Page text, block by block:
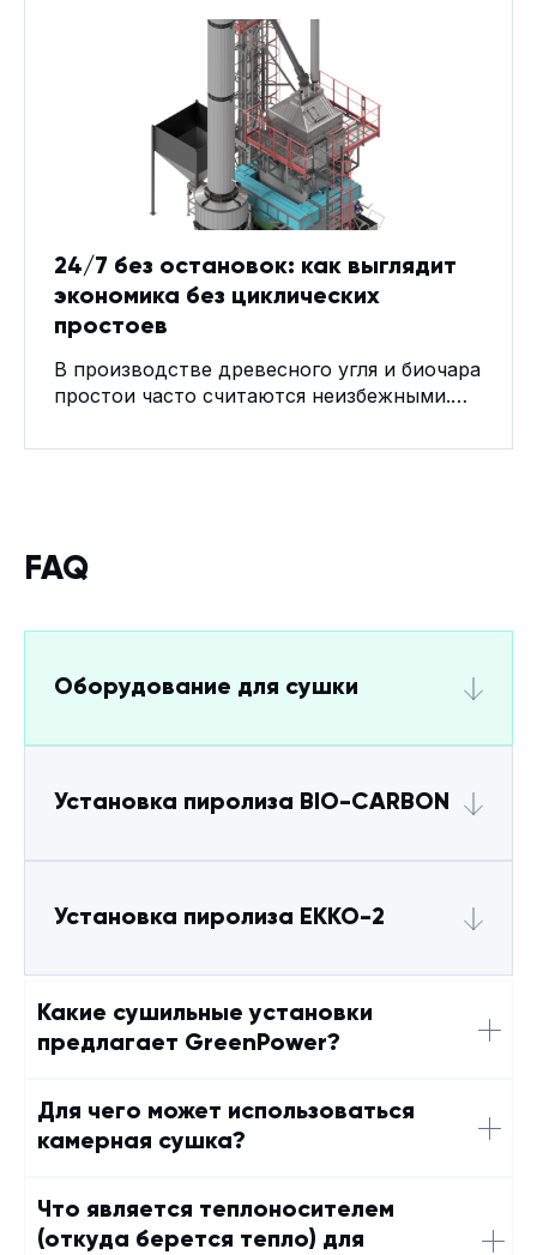
фракций (древесного дегтя и пиролизной
жидкости) как отхода производства. Весь
пиролизный газ направляется в топку или
топливные каналы, после чего в камеру
дожига, обеспечивая тепловую энергию
для поддержания процесса. В зависимости
от потребности в тепловой энергии для
24/7 без остановок: как выглядит
экономика без циклических
простоев
В производстве древесного угля и биочара
простои часто считаются неизбежными.
охлаждения, выгрузки, повторного нагрева
увеличивает затраты на рабочую силу и
приводит к вариативности качества
меняет экономическую модель. BIO-KILN,
работает 24/7 без технологических
FAQ
Оборудование для сушки
Установка пиролиза BIO-CARBON
Установка пиролиза ЕККО-2
Какие сушильные установки
предлагает GreenPower?
Для чего может использоваться
камерная сушка?
Что является теплоносителем
(откуда берется тепло) для